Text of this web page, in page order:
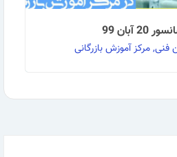
آبان 99
فنی, مرکز آموزش بازرگانی